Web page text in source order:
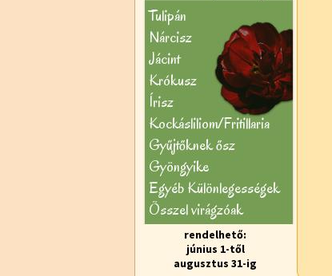
Tulipán
Nárcisz
Jácint
Krókusz
Írisz
Kockásliliom/Fritillaria
Gyűjtőknek ősz
Gyöngyike
Egyéb Különlegességek
Õsszel virágzóak
rendelhető:
június 1-től
augusztus 31-ig